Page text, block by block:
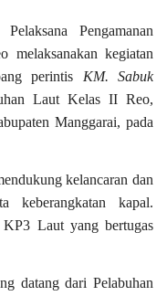
Pengamanan
melaksanakan kegiatan
perintis KM. Sabuk
Laut Kelas II Reo,
Manggarai, pada
kelancaran dan
keberangkatan kapal.
Laut yang bertugas
datang dari Pelabuhan